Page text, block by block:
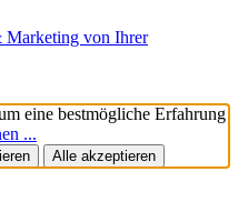
Marketing von Ihrer
eine bestmögliche Erfahrung
...
Alle akzeptieren